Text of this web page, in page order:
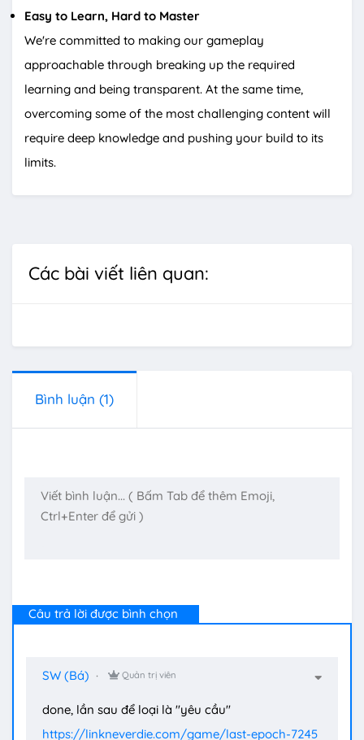
Easy to Learn, Hard to Master
We're committed to making our gameplay
approachable through breaking up the required
learning and being transparent. At the same time,
overcoming some of the most challenging content will
require deep knowledge and pushing your build to its
limits.
Các bài viết liên quan:
Bình luận (1)
Câu trả lời được bình chọn
SW (Bá) Quản trị viên
done, lần sau để loại là "yêu cầu"
https://linkneverdie.com/game/last-epoch-7245